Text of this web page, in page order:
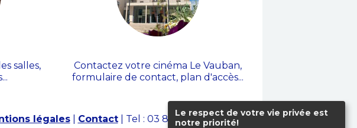
Le respect de votre vie privée est
notre priorité!
salles,
Contactez votre cinéma Le Vauban,
formulaire de contact, plan d'accès...
légales| Contact| Tel : 03 86 34 22 87